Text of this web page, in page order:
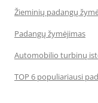
Žieminių padangų
Padangų žymėjimas
Automobilio turbinų
TOP 6 populiariausi